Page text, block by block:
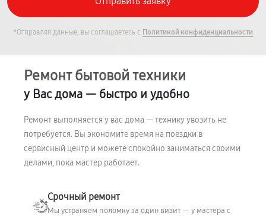
*Отправляя данные, вы соглашаетесь с Политикой конфиденциальности
Ремонт бытовой техники
у Вас дома — быстро и удобно
Ремонт выполняется у вас дома — технику увозить не
потребуется. Вы экономите время на поездки в
сервисный центр и можете спокойно заниматься своими
делами, пока мастер работает.
Срочный ремонт
Мы устраняем поломку за один визит — у мастера с